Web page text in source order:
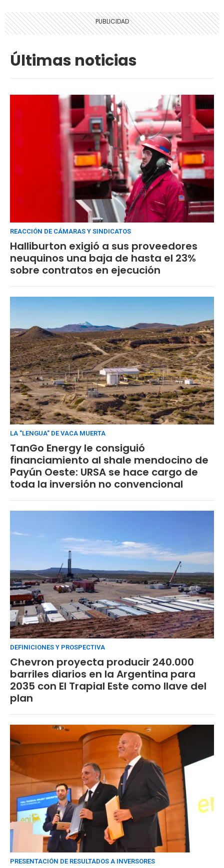
Últimas noticias
REACCIÓN DE CÁMARAS Y SINDICATOS
Halliburton exigió a sus proveedores
neuquinos una baja de hasta el 23%
sobre contratos en ejecución
LA "LENGUA" DE VACA MUERTA
TanGo Energy le consiguió
financiamiento al shale mendocino de
Payún Oeste: URSA se hace cargo de
toda la inversión no convencional
DEFINICIONES Y PROSPECTIVA
Chevron proyecta producir 240.000
barriles diarios en la Argentina para
2035 con El Trapial Este como llave del
plan
PRESENTACIÓN DE RESULTADOS A INVERSORES